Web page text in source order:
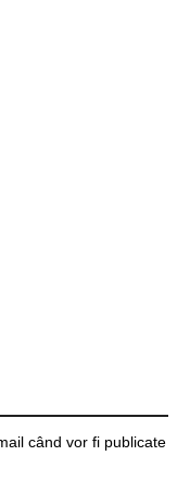
când vor fi publicate